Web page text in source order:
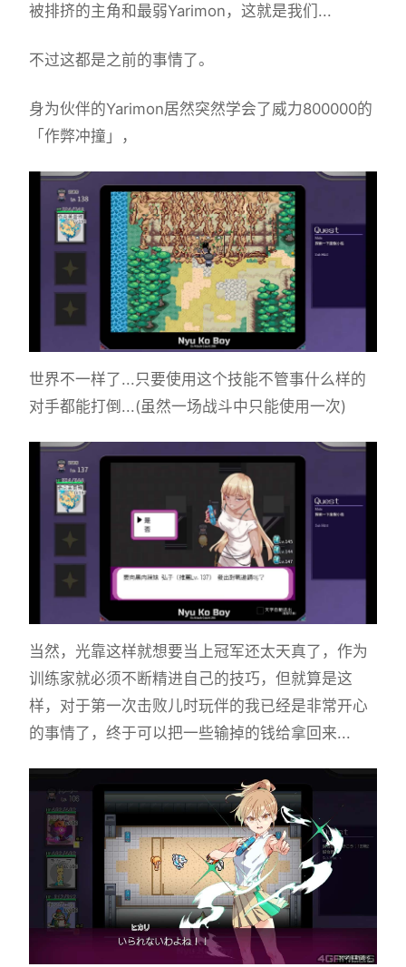
被排挤的主角和最弱Yarimon，这就是我们...
不过这都是之前的事情了。
身为伙伴的Yarimon居然突然学会了威力800000的
「作弊冲撞」，
世界不一样了...只要使用这个技能不管事什么样的
对手都能打倒...(虽然一场战斗中只能使用一次)
当然，光靠这样就想要当上冠军还太天真了，作为
训练家就必须不断精进自己的技巧，但就算是这
样，对于第一次击败儿时玩伴的我已经是非常开心
的事情了，终于可以把一些输掉的钱给拿回来...